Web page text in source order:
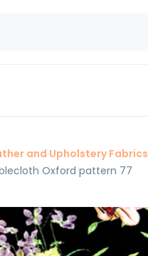
and Upholstery Fabrics
Oxford pattern 77